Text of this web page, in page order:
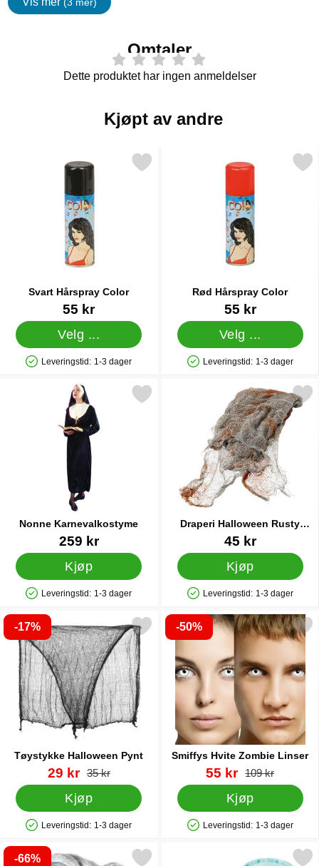
egenskaper
Omtaler
Dette produktet har ingen anmeldelser
Kjøpt av andre
Svart Hårspray Color
Varenummer 1404
55 kr
Velg ...
Produkttilgjengelighet: På lager
Leveringstid: 1-3 dager
Merk svart Hårspray Color som favoritt
Rød Hårspray Color
Varenummer 1402
55 kr
Velg ...
Produkttilgjengelighet: På lager
Leveringstid: 1-3 dager
Merk rød Hårspray
Nonne Karnevalkostyme
Varenummer 1300
259 kr
Kjøp
Produkttilgjengelighet: På lager
Leveringstid: 1-3 dager
Merk nonne Karnevalkostyme som favoritt
Draperi Halloween Rusty
Stains
Varenummer 24431
45 kr
Kjøp
Produkttilgjengelighet: På lager
Leveringstid: 1-3 dager
Merk draperi Halloween
-17%
Tøystykke Halloween Pynt
Varenummer 18992
ny pris
29 kr gammel pris
35 kr
Kjøp
Produkttilgjengelighet: På lager
Leveringstid: 1-3 dager
Merk tøystykke Halloween Pynt som favoritt
-50%
Smiffys Hvite Zombie Linser
Varenummer 9398
ny pris
55 kr gammel pris
109 kr
Kjøp
Produkttilgjengelighet: På lager
Leveringstid: 1-3 dager
Merk smiffys Hvite
-66%
spindelvev med Svarte Edderkopper 40g som favoritt
Merk linseetui